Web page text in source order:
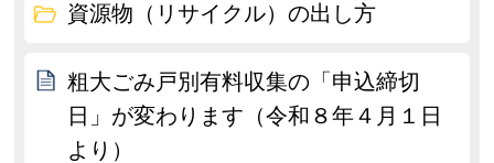
資源物（リサイクル）の出し方
粗大ごみ戸別有料収集の「申込締切
日」が変わります（令和８年４月１日
より）